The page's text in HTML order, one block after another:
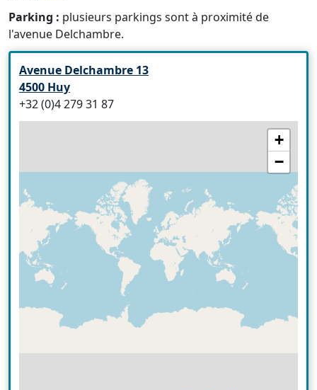
Parking : plusieurs parkings sont à proximité de
l'avenue Delchambre.
Avenue Delchambre 13
4500 Huy
+32 (0)4 279 31 87
+
−